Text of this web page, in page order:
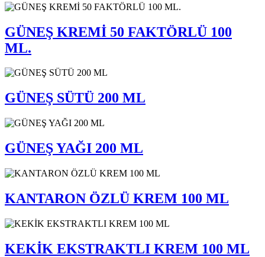
GÜNEŞ KREMİ 50 FAKTÖRLÜ 100
ML.
GÜNEŞ SÜTÜ 200 ML
GÜNEŞ YAĞI 200 ML
KANTARON ÖZLÜ KREM 100 ML
KEKİK EKSTRAKTLI KREM 100 ML